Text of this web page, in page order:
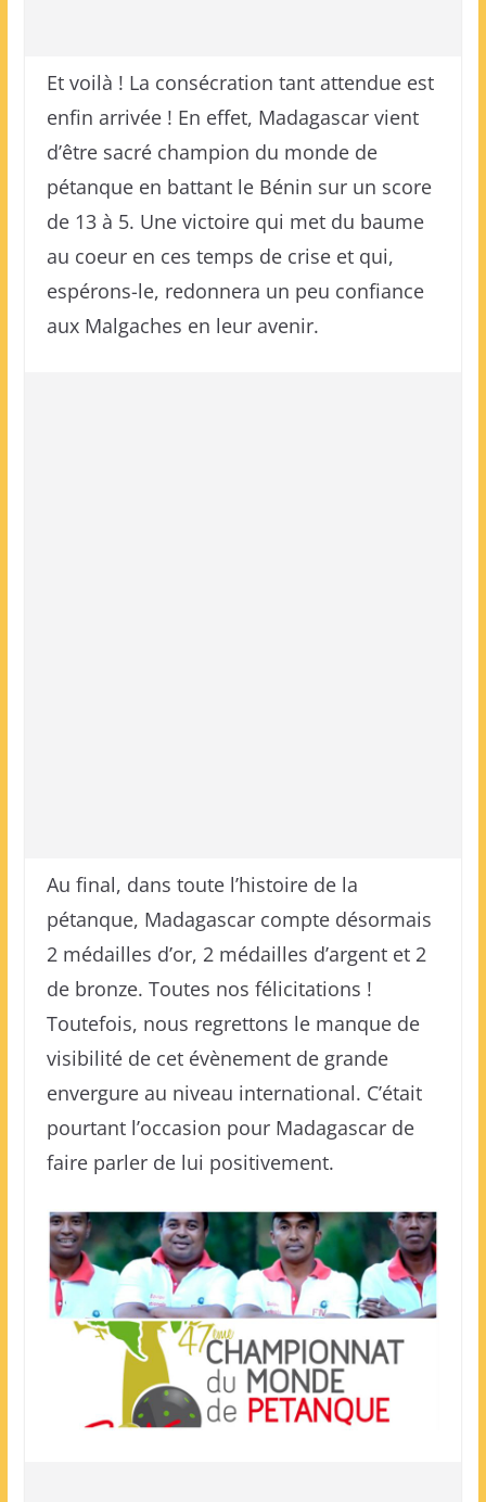
Et voilà ! La consécration tant attendue est
enfin arrivée ! En effet, Madagascar vient
d’être sacré champion du monde de
pétanque en battant le Bénin sur un score
de 13 à 5. Une victoire qui met du baume
au coeur en ces temps de crise et qui,
espérons-le, redonnera un peu confiance
aux Malgaches en leur avenir.
Au final, dans toute l’histoire de la
pétanque, Madagascar compte désormais
2 médailles d’or, 2 médailles d’argent et 2
de bronze. Toutes nos félicitations !
Toutefois, nous regrettons le manque de
visibilité de cet évènement de grande
envergure au niveau international. C’était
pourtant l’occasion pour Madagascar de
faire parler de lui positivement.